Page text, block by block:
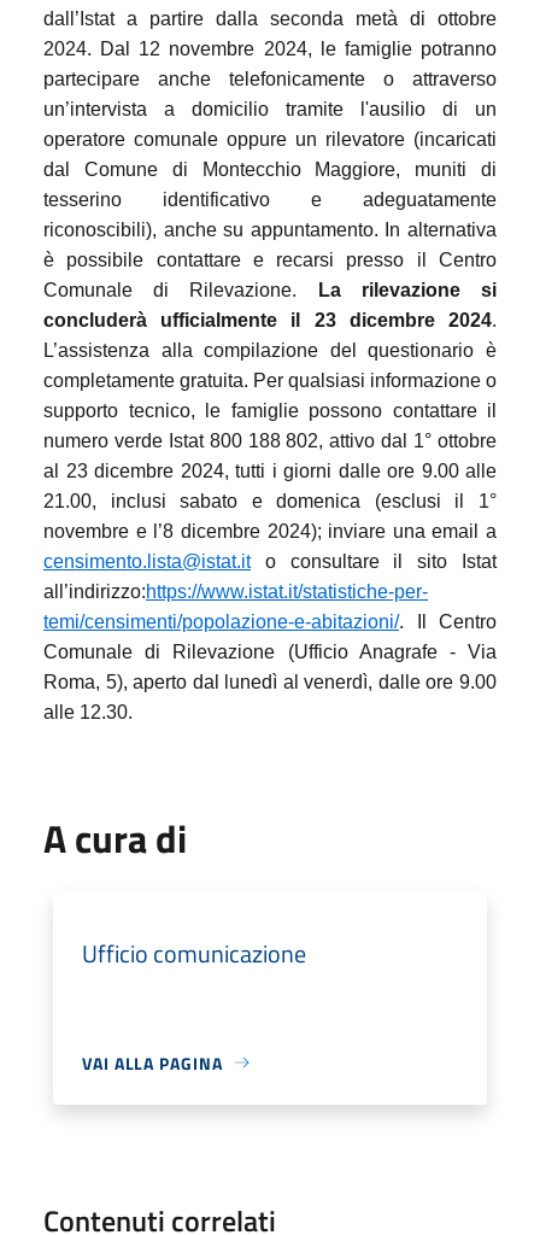
dall’Istat a partire dalla seconda metà di ottobre
2024. Dal 12 novembre 2024, le famiglie potranno
partecipare anche telefonicamente o attraverso
un’intervista a domicilio tramite l'ausilio di un
operatore comunale oppure un rilevatore (incaricati
dal Comune di Montecchio Maggiore, muniti di
tesserino identificativo e adeguatamente
riconoscibili), anche su appuntamento. In alternativa
è possibile contattare e recarsi presso il Centro
Comunale di Rilevazione.
La rilevazione si
concluderà ufficialmente il 23 dicembre 2024.
L’assistenza alla compilazione del questionario è
completamente gratuita. Per qualsiasi informazione o
supporto tecnico, le famiglie possono contattare il
numero verde Istat 800 188 802, attivo dal 1° ottobre
al 23 dicembre 2024, tutti i giorni dalle ore 9.00 alle
21.00, inclusi sabato e domenica (esclusi il 1°
novembre e l’8 dicembre 2024); inviare una email a
censimento.lista@istat.ito consultare il sito Istat
all’indirizzo:https://www.istat.it/statistiche-per-
temi/censimenti/popolazione-e-abitazioni/. Il Centro
Comunale di Rilevazione (Ufficio Anagrafe - Via
Roma, 5), aperto dal lunedì al venerdì, dalle ore 9.00
alle 12.30.
A cura di
Ufficio comunicazione
VAI ALLA PAGINA
Contenuti correlati